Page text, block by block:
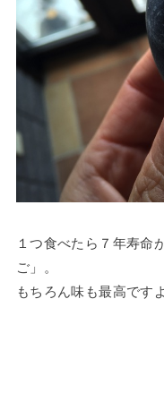
１つ食べたら７年寿命
ご」。
もちろん味も最高です